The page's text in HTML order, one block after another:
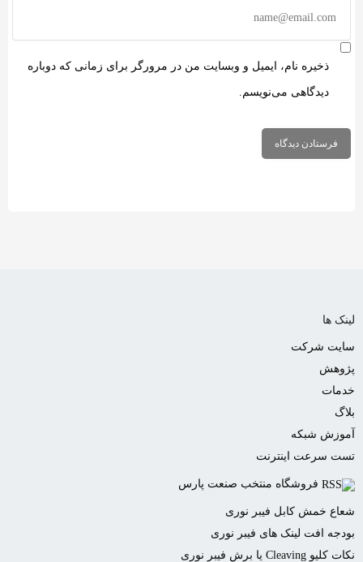
ذخیره نام، ایمیل و وبسایت من در مرورگر برای زمانی که دوباره
دیدگاهی می‌نویسم.
لینک ها
سایت شرکت
پژوهش
خدمات
بلاگ
آموزش شبکه
تست سرعت اینترنت
فروشگاه منتخب صنعت پارس
شعاع خمش کابل فیبر نوری
بودجه افت لینک های فیبر نوری
نکات کلیو Cleaving یا برش فیبر نوری